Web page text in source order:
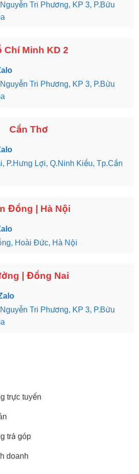
Tri Phương, KP 3, P.Bửu
Chí Minh KD 2
Tri Phương, KP 3, P.Bửu
Cần Thơ
P.Hưng Lợi, Q.Ninh Kiều, Tp.Cần
Đồng | Hà Nội
Hoài Đức, Hà Nội
| Đồng Nai
Tri Phương, KP 3, P.Bửu
trực tuyến
trả góp
doanh